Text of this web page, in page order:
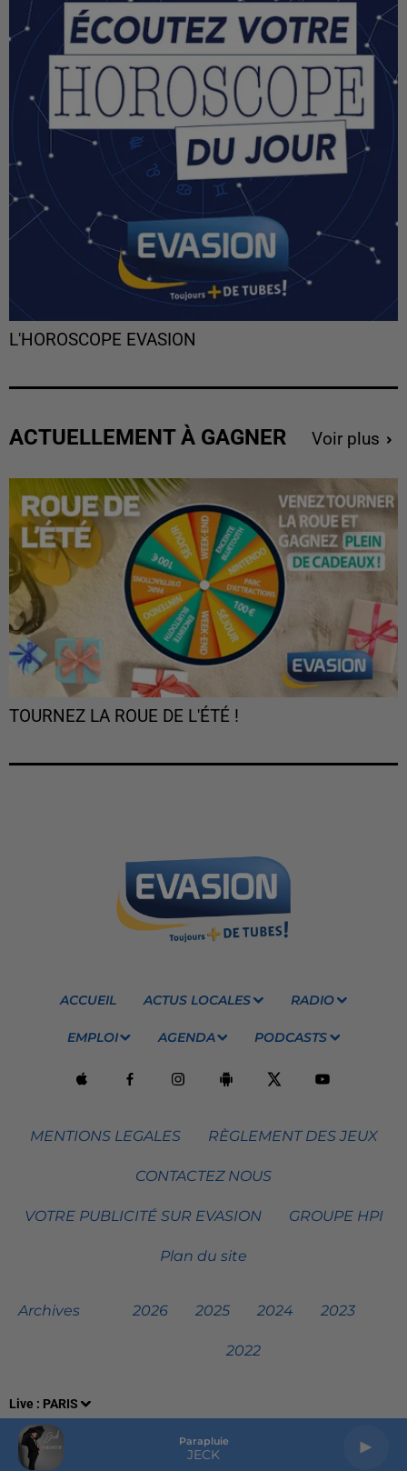
Live : PARIS
Parapluie
JECK
L'HOROSCOPE EVASION
ACTUELLEMENT À GAGNER Voir plus
TOURNEZ LA ROUE DE L'ÉTÉ !
ACCUEIL ACTUS LOCALES RADIO
EMPLOI AGENDA PODCASTS
MENTIONS LEGALES RÈGLEMENT DES JEUX
CONTACTEZ NOUS
VOTRE PUBLICITÉ SUR EVASION GROUPE HPI
Plan du site
Archives 2026 2025 2024 2023
2022